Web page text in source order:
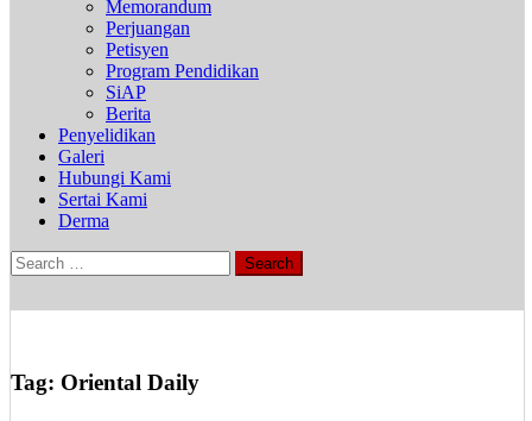
Memorandum
Perjuangan
Petisyen
Program Pendidikan
SiAP
Berita
Penyelidikan
Galeri
Hubungi Kami
Sertai Kami
Derma
Search
for:
Tag: Oriental Daily